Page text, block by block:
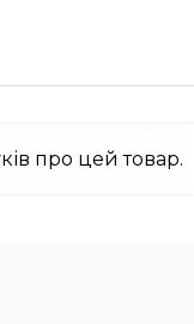
про цей товар.